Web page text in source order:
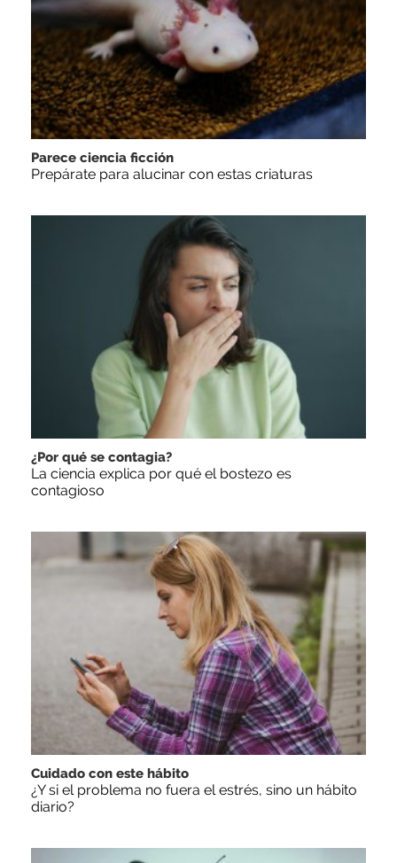
Parece ciencia ficción
Prepárate para alucinar con estas criaturas
¿Por qué se contagia?
La ciencia explica por qué el bostezo es
contagioso
Cuidado con este hábito
¿Y si el problema no fuera el estrés, sino un hábito
diario?